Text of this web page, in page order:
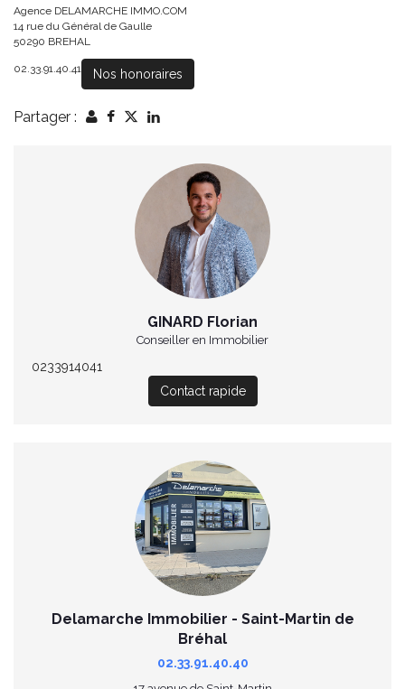
Agence DELAMARCHE IMMO.COM
14 rue du Général de Gaulle
50290 BREHAL
02.33.91.40.41 Nos honoraires
Partager :
GINARD Florian
Conseiller en Immobilier
0233914041
Contact rapide
Delamarche Immobilier - Saint-Martin de
Bréhal
02.33.91.40.40